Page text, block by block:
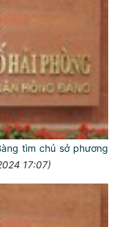
tìm chủ sở phương
17:07)